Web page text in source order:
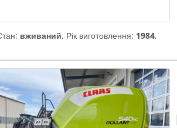
вживаний, Рік виготовлення: 1984,